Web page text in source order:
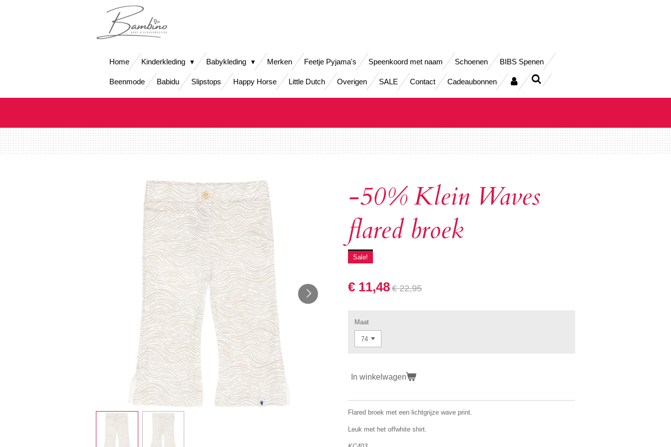
Home Kinderkleding Babykleding Merken Feetje Pyjama's Speenkoord met naam Schoenen BIBS Spenen
Beenmode Babidu Slipstops Happy Horse Little Dutch Overigen SALE Contact Cadeaubonnen
-50% Klein Waves
flared broek
Sale!
€ 11,48€ 22,95
Maat
In winkelwagen
Flared broek met een lichtgrijze wave print.
Leuk met het offwhite shirt.